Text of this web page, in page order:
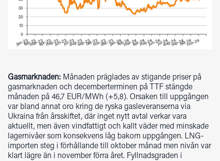
Gasmarknaden: Månaden präglades av stigande priser på
gasmarknaden och decemberterminen på TTF stängde
månaden på 46,7 EUR/MWh (+5,8). Orsaken till uppgången
var bland annat oro kring de ryska gasleveranserna via
Ukraina från årsskiftet, där inget nytt avtal verkar vara
aktuellt, men även vindfattigt och kallt väder med minskade
lagernivåer som konsekvens låg bakom uppgången. LNG-
importen steg i förhållande till oktober månad men nivån var
klart lägre än i november förra året. Fyllnadsgraden i